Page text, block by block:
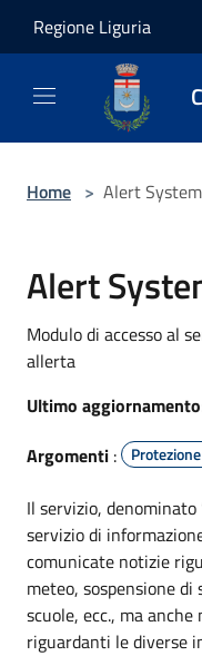
Regione Liguria
Home > Alert System
Alert
Modulo di accesso al
allerta
Ultimo aggiornamento
Argomenti :
Il servizio,
servizio di
comunicate notizie
meteo, sospensione
scuole, ecc., ma
riguardanti le diverse